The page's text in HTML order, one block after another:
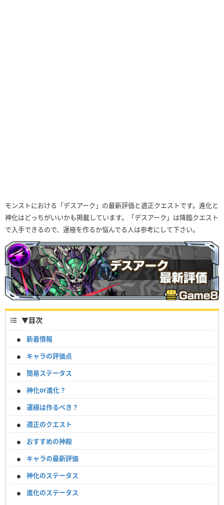
モンストにおける「デスアーク」の最新評価と適正クエストです。進化と
神化はどっちがいいかも掲載しています。「デスアーク」は降臨クエスト
で入手できるので、運極を作るか悩んでる人は参考にして下さい。
▼目次
新着情報
キャラの評価点
簡易ステータス
神化or進化？
運極は作るべき？
適正のクエスト
おすすめの神殿
キャラの最新評価
神化のステータス
進化のステータス